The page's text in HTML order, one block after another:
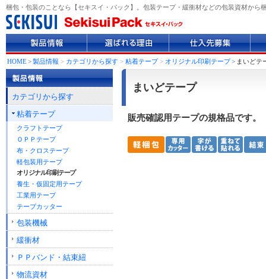
梱包・包装のことなら【セキスイ・パック】。包装テープ・緩衝材などの包装資材から
品
情
報
ば
れ
理
入
先
集
業
情
HOME>製品情報 > カテゴリから探す > 粘着テープ> オリジナル印刷テープ> まいどテ
まいどテープ
販売確認用テープの規格品です。
カテゴリから探す
粘着テープ
クラフトテープ
ＯＰＰテープ
布・クロステープ
軽包装用テープ
オリジナル印刷テープ
養生・仮固定用テープ
工業用テープ
テープカッター
包装機械
緩衝材
ＰＰバンド・結束紐
物流資材